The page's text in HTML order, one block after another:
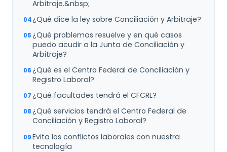
Arbitraje.&nbsp;
¿Qué dice la ley sobre Conciliación y Arbitraje?
¿Qué problemas resuelve y en qué casos
puedo acudir a la Junta de Conciliación y
Arbitraje?
¿Qué es el Centro Federal de Conciliación y
Registro Laboral?
¿Qué facultades tendrá el CFCRL?
¿Qué servicios tendrá el Centro Federal de
Conciliación y Registro Laboral?
Evita los conflictos laborales con nuestra
tecnología